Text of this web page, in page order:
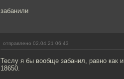
забанили
отправлено 02.04.21 06:43
Теслу я бы вообще забанил, равно как
18650.